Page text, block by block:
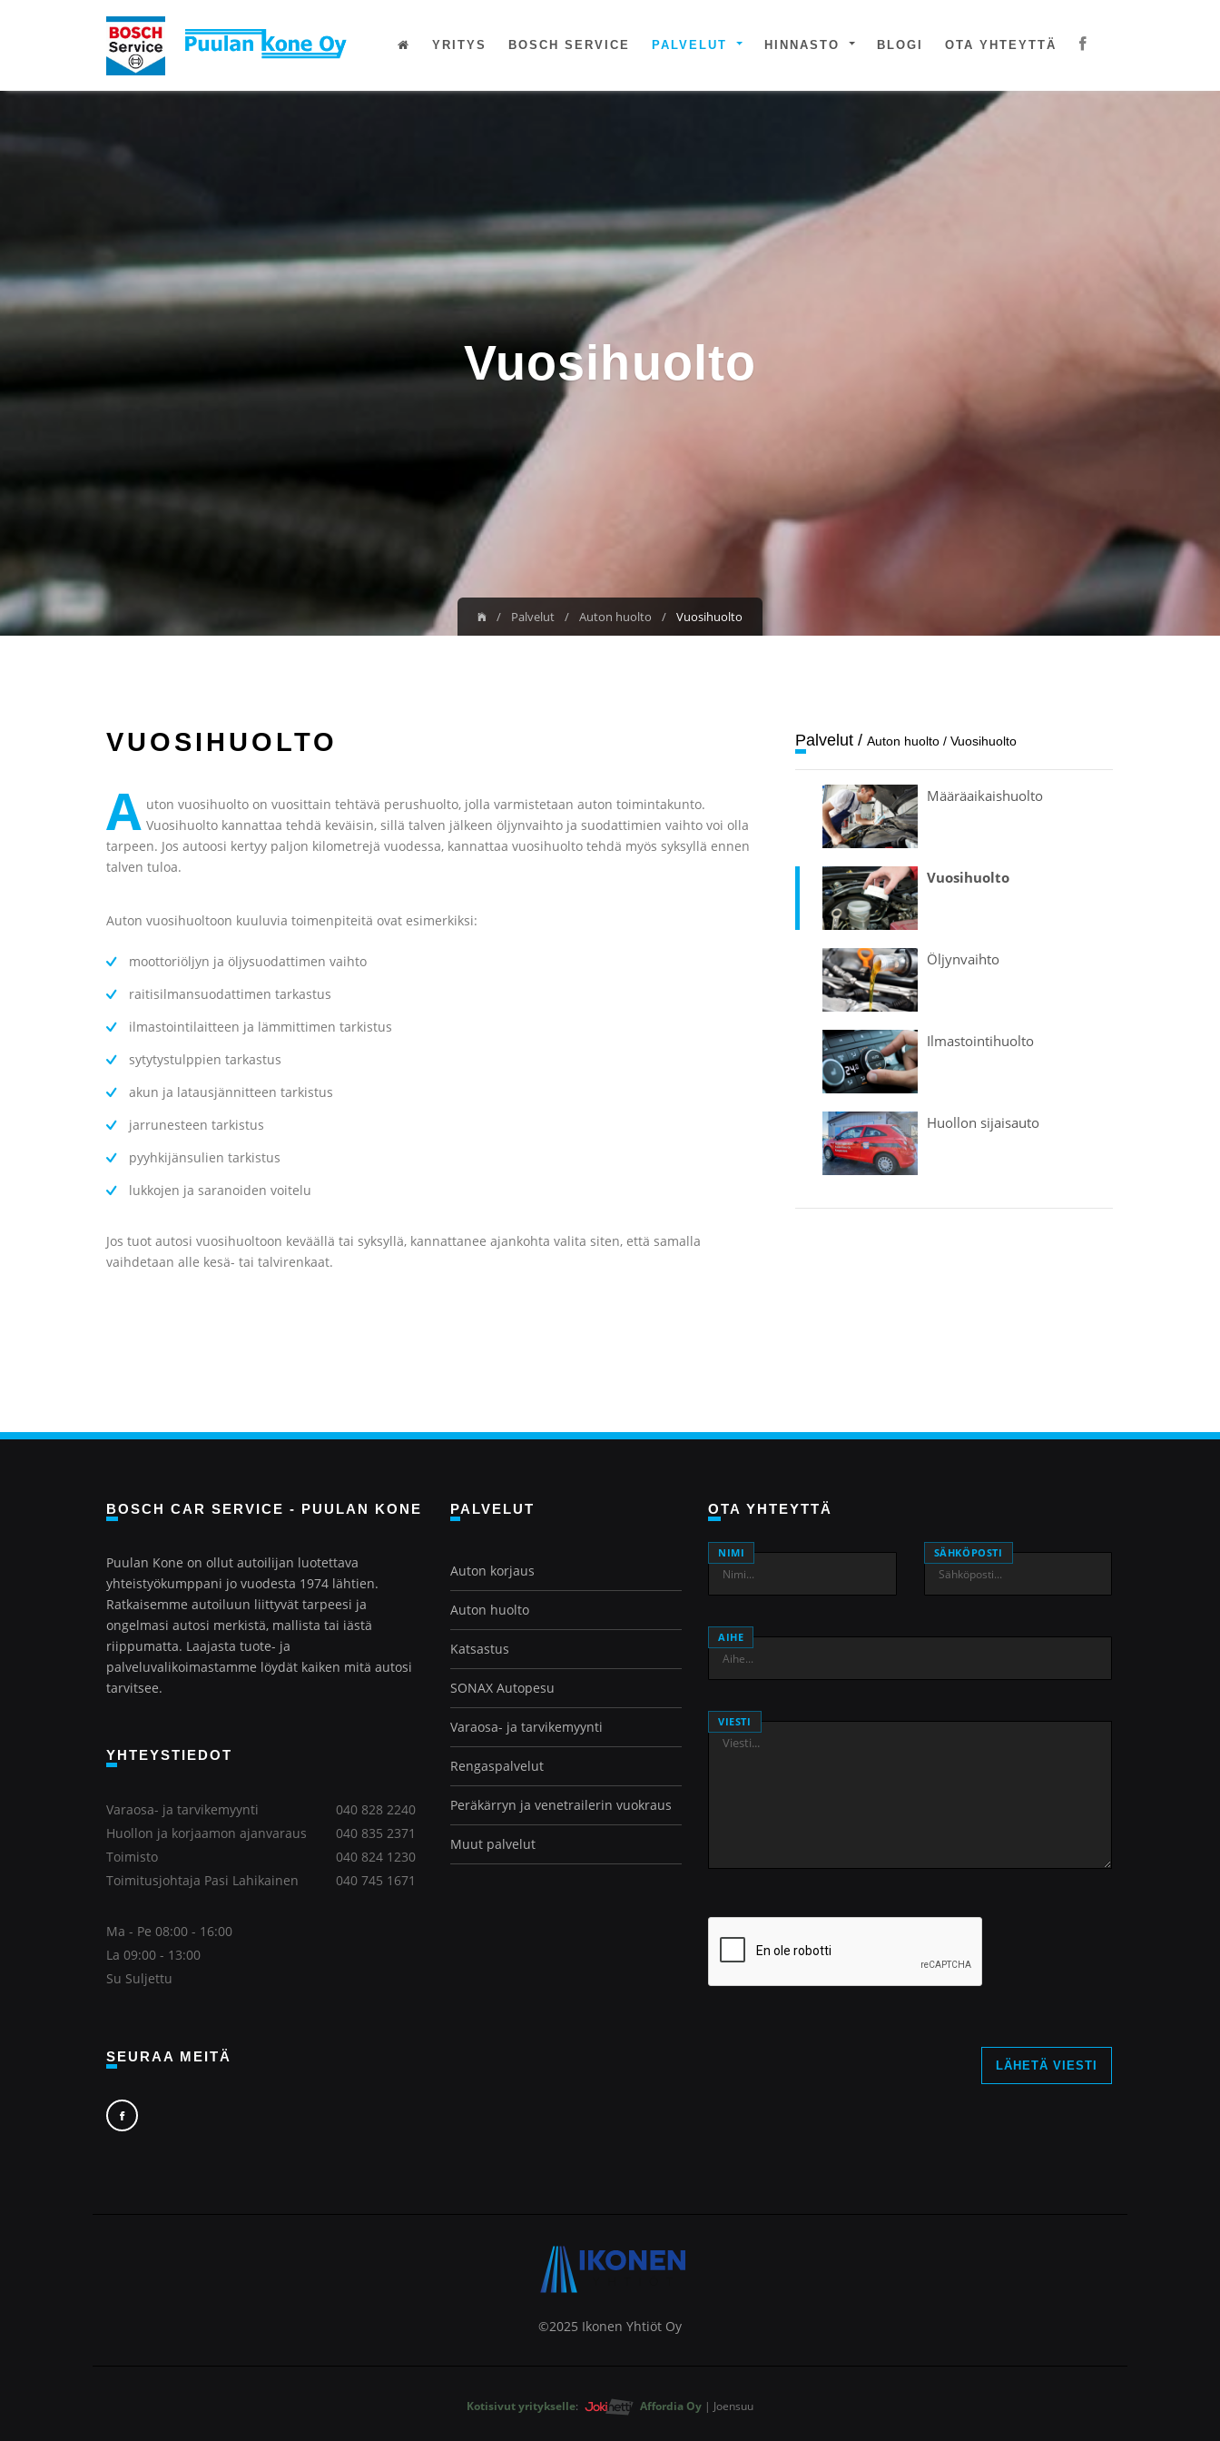
YRITYS BOSCH SERVICE PALVELUT HINNASTO BLOGI OTA YHTEYTTÄ
Vuosi­huolto
Palvelut Auton huolto Vuosi­huolto
VUOSI­HUOLTO
A uton vuosihuolto on vuosittain tehtävä perushuolto, jolla varmistetaan auton toimintakunto.
Vuosihuolto kannattaa tehdä keväisin, sillä talven jälkeen öljynvaihto ja suodattimien vaihto voi olla
tarpeen. Jos autoosi kertyy paljon kilometrejä vuodessa, kannattaa vuosihuolto tehdä myös syksyllä ennen
talven tuloa.
Auton vuosihuoltoon kuuluvia toimenpiteitä ovat esimerkiksi:
moottoriöljyn ja öljysuodattimen vaihto
raitisilmansuodattimen tarkastus
ilmastointilaitteen ja lämmittimen tarkistus
sytytystulppien tarkastus
akun ja latausjännitteen tarkistus
jarrunesteen tarkistus
pyyhkijänsulien tarkistus
lukkojen ja saranoiden voitelu
Jos tuot autosi vuosihuoltoon keväällä tai syksyllä, kannattanee ajankohta valita siten, että samalla
vaihdetaan alle kesä- tai talvirenkaat.
Palvelut / Auton huolto / Vuosi­huolto
Määrä­aikais­huolto
Vuosi­huolto
Öljyn­vaihto
Ilmastointi­­huolto
Huollon sijaisauto
BOSCH CAR SERVICE - PUULAN KONE
Puulan Kone on ollut autoilijan luotettava
yhteistyökumppani jo vuodesta 1974 lähtien.
Ratkaisemme autoiluun liittyvät tarpeesi ja
ongelmasi autosi merkistä, mallista tai iästä
riippumatta. Laajasta tuote- ja
palveluvalikoimastamme löydät kaiken mitä autosi
tarvitsee.
YHTEYSTIEDOT
Varaosa- ja tarvikemyynti
040 828 2240
Huollon ja korjaamon ajanvaraus
040 835 2371
Toimisto
040 824 1230
Toimitusjohtaja Pasi Lahikainen
040 745 1671
Ma - Pe 08:00 - 16:00
La 09:00 - 13:00
Su Suljettu
SEURAA MEITÄ
PALVELUT
Auton korjaus
Auton huolto
Katsastus
SONAX Autopesu
Varaosa- ja tarvike­myynti
Rengas­palvelut
Peräkärryn ja venetrailerin vuokraus
Muut palvelut
OTA YHTEYTTÄ
NIMI SÄHKÖPOSTI
AIHE
VIESTI
LÄHETÄ VIESTI
©2025 Ikonen Yhtiöt Oy
Kotisivut yritykselle: Affordia Oy | Joensuu